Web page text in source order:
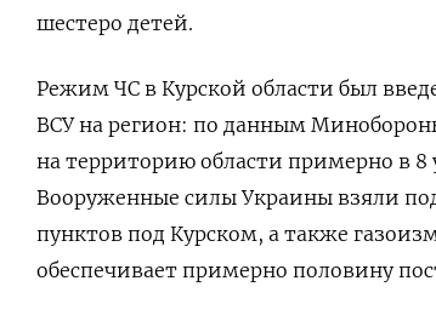
шестеро детей.
Режим ЧС в Курской области был
ВСУ на регион: по данным
на территорию области примерно в 8
Вооруженные силы Украины взяли
пунктов под Курском, а также
обеспечивает примерно половину